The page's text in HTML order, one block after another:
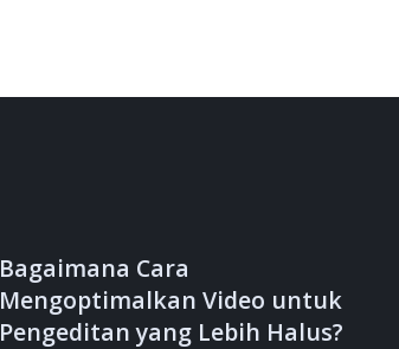
Bagaimana Cara
Mengoptimalkan Video untuk
Pengeditan yang Lebih Halus?